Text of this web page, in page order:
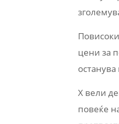
цени за
X вели
повеќе